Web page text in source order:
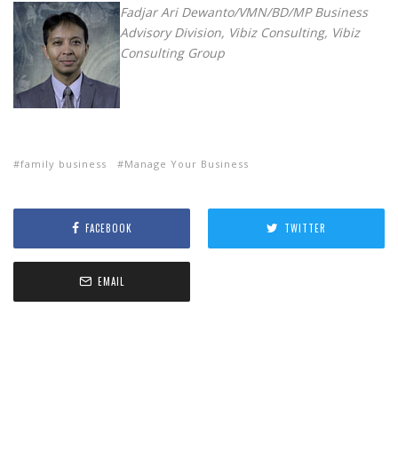
Fadjar Ari Dewanto/VMN/BD/MP Business
Advisory Division, Vibiz Consulting, Vibiz
Consulting Group
family business Manage Your Business
FACEBOOK TWITTER
EMAIL